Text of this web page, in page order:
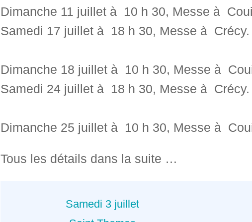
Dimanche 11 juillet à 10 h 30, Messe à
Samedi 17 juillet à 18 h 30, Messe à Crécy.
Dimanche 18 juillet à 10 h 30, Messe à
Samedi 24 juillet à 18 h 30, Messe à Crécy.
Dimanche 25 juillet à 10 h 30, Messe à
Tous les détails dans la suite …
Samedi 3 juillet